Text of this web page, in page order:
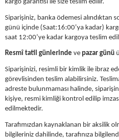
kargo garantisi ile size teslim edilir.
Siparişiniz, banka ödemesi alındıktan
günü içinde (Saat:16:00’ya kadar)
saat 12:00’ye kadar kargoya teslim
Resmî tatil günlerinde ve pazar günü
Siparişinizi, resimli bir kimlik ile ibraz
görevlisinden teslim alabilirsiniz.
adreste bulunmaması halinde,
kişiye, resmi kimliği kontrol edilip
edilmektedir.
Tarafımızdan kaynaklanan bir aksilik
bilgileriniz dahilinde, tarafınıza